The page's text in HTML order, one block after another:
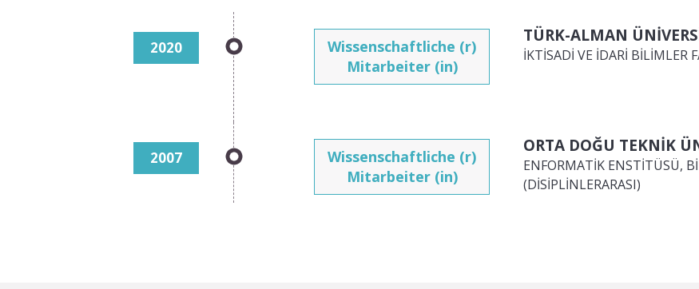
2020
Wissenschaftliche (r)
Mitarbeiter (in)
TÜRK-ALMAN
İKTİSADİ VE İDARİ BİLİMLER
2007
Wissenschaftliche (r)
Mitarbeiter (in)
ORTA DOĞU TEKNİK
ENFORMATİK ENSTİTÜSÜ,
(DİSİPLİNLERARASI)